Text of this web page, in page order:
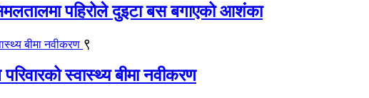
पहिरोले दुइटा बस बगाएको आशंका
९
स्वास्थ्य बीमा नवीकरण